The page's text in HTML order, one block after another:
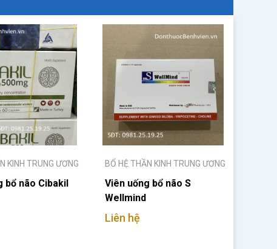
KINH TRUNG ƯƠNG
bổ não Cibakil
BỔ HỆ THẦN KINH TRUNG ƯƠNG
Viên uống bổ não S
Wellmind
Liên hệ